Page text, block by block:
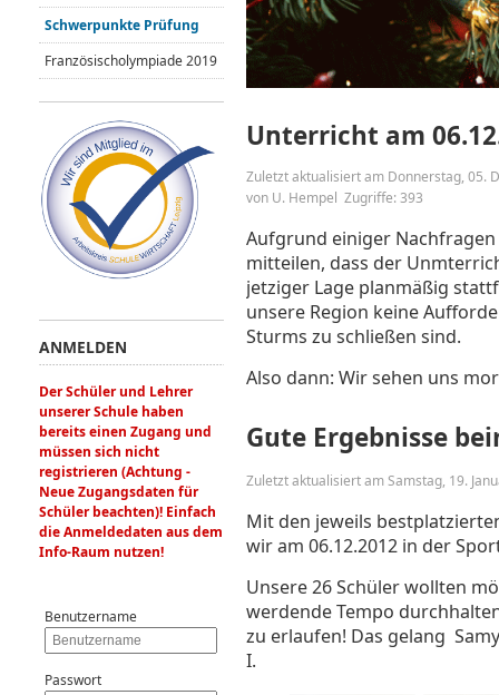
Unterricht am
Zuletzt aktualisiert am Donnerstag, 05.
von U. Hempel Zugriffe: 393
Aufgrund einiger
mitteilen, dass der
jetziger Lage planmäßig
unsere Region keine
Sturms zu schließen sind.
Also dann: Wir sehen uns
Gute Ergebnisse
Zuletzt aktualisiert am Samstag, 19.
Mit den jeweils
wir am 06.12.2012 in der
Unsere 26 Schüler wollten
werdende Tempo
zu erlaufen! Das gelang
I.
Schwerpunkte Prüfung
Französischolympiade 2019
ANMELDEN
Der Schüler und Lehrer
unserer Schule haben
bereits einen Zugang und
müssen sich nicht
registrieren (Achtung -
Neue Zugangsdaten für
Schüler beachten)! Einfach
die Anmeldedaten aus dem
Info-Raum nutzen!
Benutzername
Passwort